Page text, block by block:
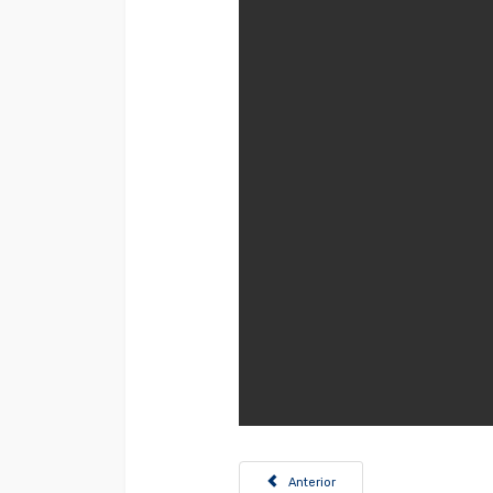
Artículo anterior: Convocatoria obra
Anterior